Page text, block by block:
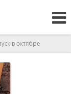
в октябре